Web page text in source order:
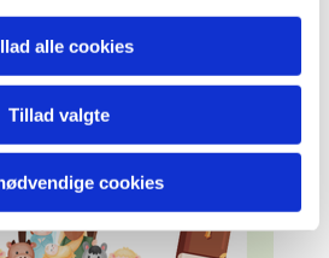
alle cookies
Tillad valgte
cookies